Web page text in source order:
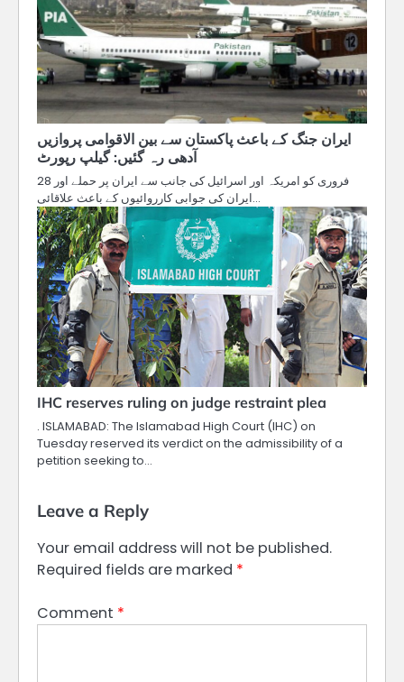
ایران جنگ کے باعث پاکستان سے بین الاقوامی پروازیں
آدھی رہ گئیں: گیلپ رپورٹ
28 فروری کو امریکہ اور اسرائیل کی جانب سے ایران پر حملے اور
ایران کی جوابی کارروائیوں کے باعث علاقائی…
IHC reserves ruling on judge restraint plea
. ISLAMABAD: The Islamabad High Court (IHC) on
Tuesday reserved its verdict on the admissibility of a
petition seeking to…
Leave a Reply
Your email address will not be published.
Required fields are marked *
Comment *